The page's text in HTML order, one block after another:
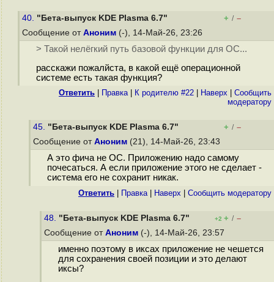
40. "Бета-выпуск KDE Plasma 6.7" + / –
Сообщение от Аноним (-), 14-Май-26, 23:26
> Такой нелёгкий путь базовой функции для ОС...
расскажи пожалйста, в какой ещё операционной
системе есть такая функция?
Ответить Правка| К родителю #22 Наверх
Cообщить
модератору
45. "Бета-выпуск KDE Plasma 6.7" + / –
Сообщение от Аноним (21), 14-Май-26, 23:43
А это фича не ОС. Приложению надо самому
почесаться. А если приложение этого не сделает -
система его не сохранит никак.
Ответить Правка| Наверх Cообщить модератору
48. "Бета-выпуск KDE Plasma 6.7" +2 + / –
Сообщение от Аноним (-), 14-Май-26, 23:57
именно поэтому в иксах приложение не чешется
для сохранения своей позиции и это делают
иксы?